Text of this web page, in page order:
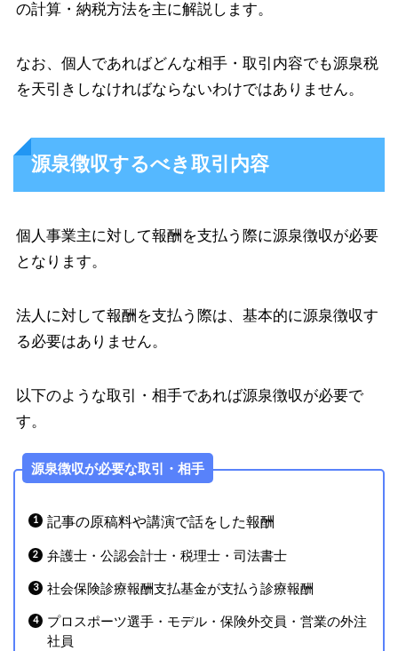
の計算・納税方法を主に解説します。
なお、個人であればどんな相手・取引内容でも源泉税
を天引きしなければならないわけではありません。
源泉徴収するべき取引内容
個人事業主に対して報酬を支払う際に源泉徴収が必要
となります。
法人に対して報酬を支払う際は、基本的に源泉徴収す
る必要はありません。
以下のような取引・相手であれば源泉徴収が必要で
す。
源泉徴収が必要な取引・相手
記事の原稿料や講演で話をした報酬
弁護士・公認会計士・税理士・司法書士
社会保険診療報酬支払基金が支払う診療報酬
プロスポーツ選手・モデル・保険外交員・営業の外注
社員